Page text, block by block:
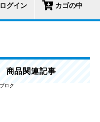
ログイン カゴの中
商品関連記事